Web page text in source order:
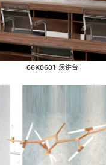
66K0601 演讲台